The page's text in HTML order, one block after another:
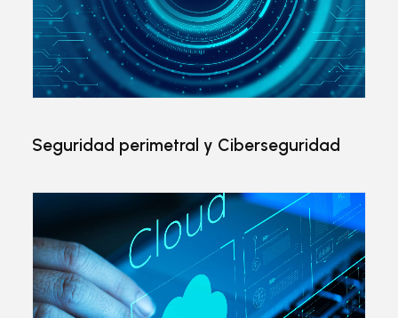
Seguridad perimetral y Ciberseguridad